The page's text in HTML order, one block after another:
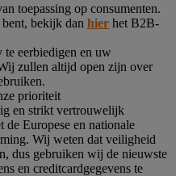
toepassing op consumenten.
bekijk dan hier het B2B-
eerbiedigen en uw
zullen altijd open zijn over
prioriteit
en strikt vertrouwelijk
de Europese en nationale
Wij weten dat veiligheid
dus gebruiken wij de nieuwste
en creditcardgegevens te